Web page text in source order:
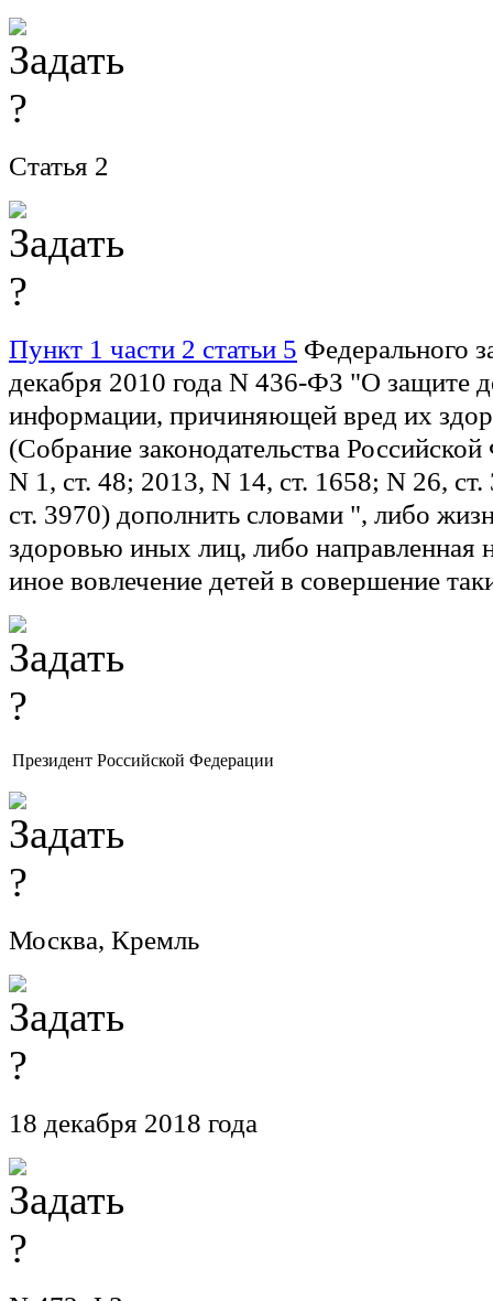
Статья 2
Пункт 1 части 2 статьи 5 Федерального
декабря 2010 года N 436-ФЗ "О защите
информации, причиняющей вред их
(Собрание законодательства
N 1, ст. 48; 2013, N 14, ст. 1658; N 26,
ст. 3970) дополнить словами ", либо
здоровью иных лиц, либо направленная
иное вовлечение детей в совершение
Президент Российской Федерации
Москва, Кремль
18 декабря 2018 года